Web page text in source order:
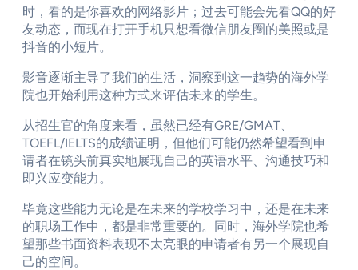
时，看的是你喜欢的网络影片；过去可能会先看QQ的好
友动态，而现在打开手机只想看微信朋友圈的美照或是
抖音的小短片。
影音逐渐主导了我们的生活，洞察到这一趋势的海外学
院也开始利用这种方式来评估未来的学生。
从招生官的角度来看，虽然已经有GRE/GMAT、
TOEFL/IELTS的成绩证明，但他们可能仍然希望看到申
请者在镜头前真实地展现自己的英语水平、沟通技巧和
即兴应变能力。
毕竟这些能力无论是在未来的学校学习中，还是在未来
的职场工作中，都是非常重要的。同时，海外学院也希
望那些书面资料表现不太亮眼的申请者有另一个展现自
己的空间。